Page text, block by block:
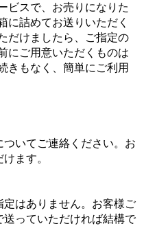
ビスで、お売りになりた
に詰めてお送りいただく
だけましたら、ご指定の
にご用意いただくものは
きもなく、簡単にご利用
いてご連絡ください。お
ます。
はありません。お客様ご
っていただければ結構で